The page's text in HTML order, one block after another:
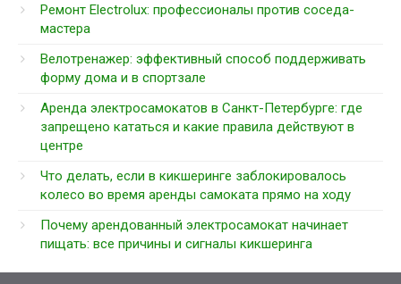
Ремонт Electrolux: профессионалы против соседа-
мастера
Велотренажер: эффективный способ поддерживать
форму дома и в спортзале
Аренда электросамокатов в Санкт-Петербурге: где
запрещено кататься и какие правила действуют в
центре
Что делать, если в кикшеринге заблокировалось
колесо во время аренды самоката прямо на ходу
Почему арендованный электросамокат начинает
пищать: все причины и сигналы кикшеринга